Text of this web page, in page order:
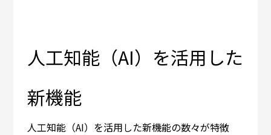
人工知能（AI）を活用した
新機能
人工知能（AI）を活用した新機能の数々が特徴